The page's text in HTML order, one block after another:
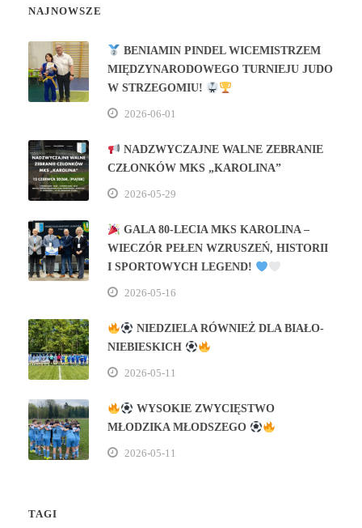
NAJNOWSZE
BENIAMIN PINDEL WICEMISTRZEM
MIĘDZYNARODOWEGO TURNIEJU JUDO
W STRZEGOMIU!
2026-06-01
NADZWYCZAJNE WALNE ZEBRANIE
CZŁONKÓW MKS „KAROLINA”
2026-05-29
GALA 80‑LECIA MKS KAROLINA –
WIECZÓR PEŁEN WZRUSZEŃ, HISTORII
I SPORTOWYCH LEGEND!
2026-05-16
NIEDZIELA RÓWNIEŻ DLA BIAŁO-
NIEBIESKICH
2026-05-11
WYSOKIE ZWYCIĘSTWO
MŁODZIKA MŁODSZEGO
2026-05-11
TAGI